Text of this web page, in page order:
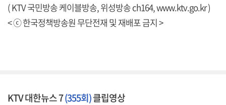
( KTV 국민방송 케이블방송, 위성방송 ch164,www.ktv.go.kr)
< ⓒ 한국정책방송원 무단전재 및 재배포 금지 >
KTV 대한뉴스 7(355회)클립영상